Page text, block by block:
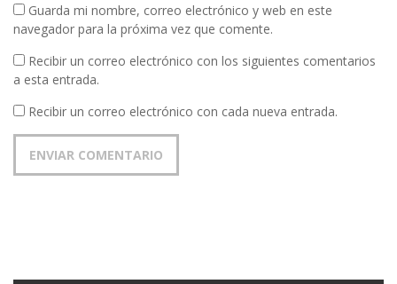
Guarda mi nombre, correo electrónico y web en este
navegador para la próxima vez que comente.
Recibir un correo electrónico con los siguientes comentarios
a esta entrada.
Recibir un correo electrónico con cada nueva entrada.